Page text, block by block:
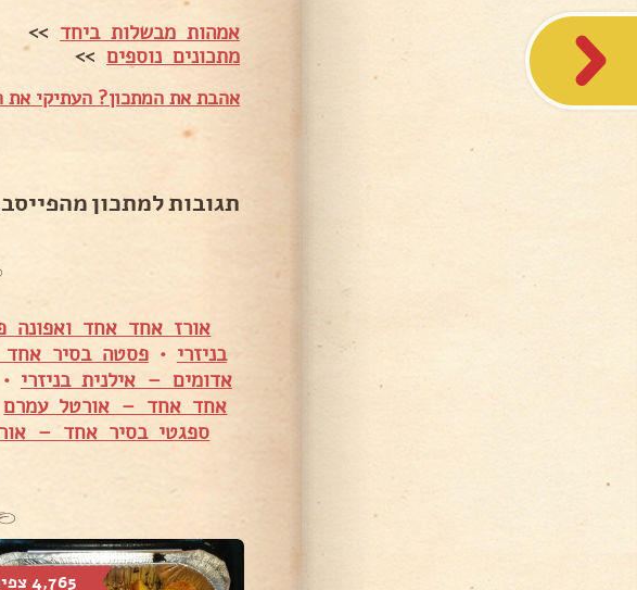
אמהות מבשלות ביחד >>
מתכונים נוספים>>
אהבת את המתכון? העתיקי
תגובות למתכון
אורז אחד אחד
בניזרי •פסטה בסיר
אדומים – אילנית בניזרי
אחד אחד – אורטל עמרם
ספגטי בסיר אחד –
4,765 צפיות